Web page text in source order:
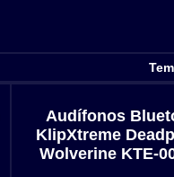
Audífonos
KlipXtreme
Wolverine KTE-